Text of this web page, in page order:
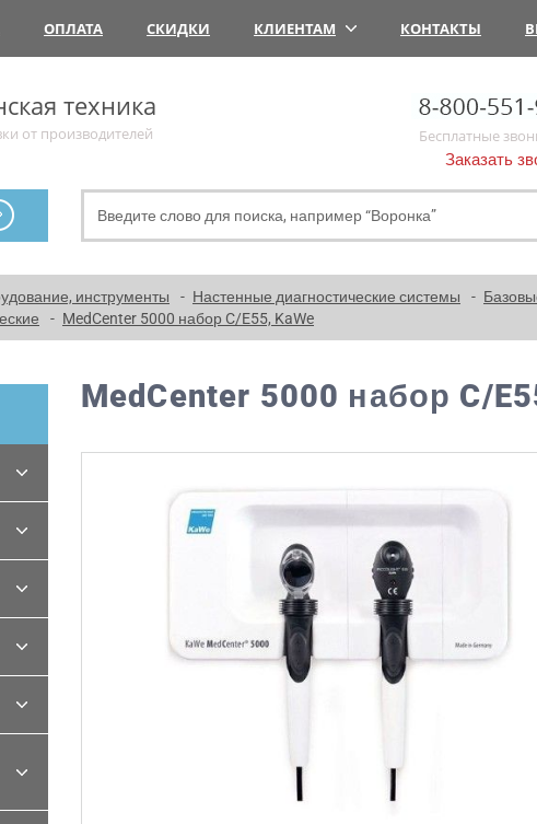
ОПЛАТА СКИДКИ КЛИЕНТАМ КОНТАКТЫ
техника
от производителей
Бесплатные
Заказать
инструменты Настенные диагностические системы
MedCenter 5000 набор C/E55, KaWe
MedCenter 5000 набор C/